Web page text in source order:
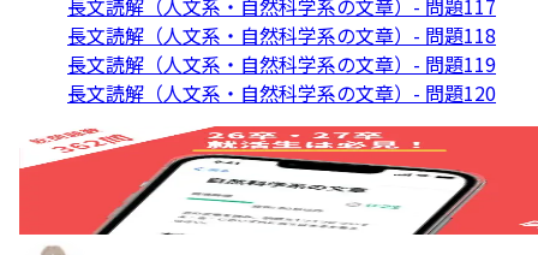
長文読解（人文系・自然科学系の文章）- 問題117
長文読解（人文系・自然科学系の文章）- 問題118
長文読解（人文系・自然科学系の文章）- 問題119
長文読解（人文系・自然科学系の文章）- 問題120